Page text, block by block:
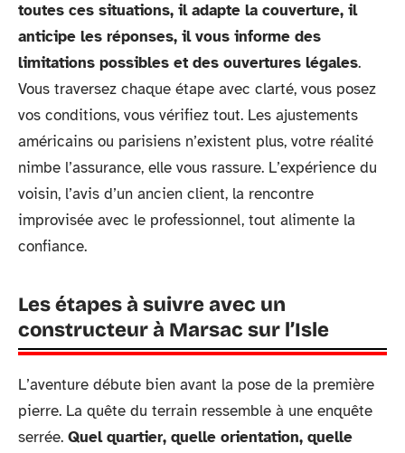
toutes ces situations, il adapte la couverture, il
anticipe les réponses, il vous informe des
limitations possibles et des ouvertures légales.
Vous traversez chaque étape avec clarté, vous posez
vos conditions, vous vérifiez tout. Les ajustements
américains ou parisiens n’existent plus, votre réalité
nimbe l’assurance, elle vous rassure. L’expérience du
voisin, l’avis d’un ancien client, la rencontre
improvisée avec le professionnel, tout alimente la
confiance.
Les étapes à suivre avec un
constructeur à Marsac sur l’Isle
L’aventure débute bien avant la pose de la première
pierre. La quête du terrain ressemble à une enquête
serrée. Quel quartier, quelle orientation, quelle